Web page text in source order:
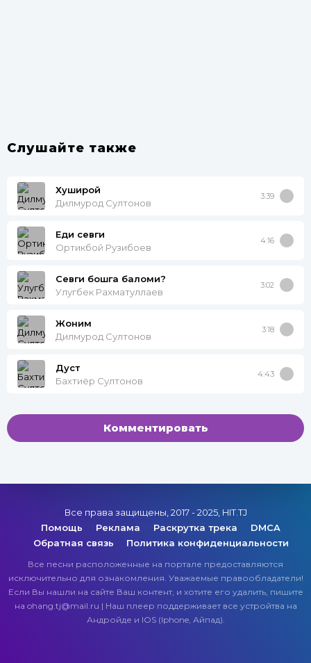
Слушайте также
Хуширой
Дилмурод Султонов
3:39
Еди севги
Ортикбой Рузибоев
4:16
Севги бошга баломи?
Улугбек Рахматуллаев
3:02
Жоним
Дилмурод Султонов
3:18
Дуст
Бахтиёр Султонов
4:43
Комментировать
Все права защищены, 2017 - 2025, HIT.TJ
Помощь
Реклама Раскрутка трека
DMCA
Обратная связь
Политика конфиденциальности
Все песни расположенные на портале предоставляются
исключительно для ознакомления. Уважаемые правообладатели!
Если Вы нашли на сайте Ваш контент, и хотите его удалить, пишите
на ohang.tj@mail.ru | Наш плеер поддерживает все устройтва на
Андройде и IOS (Iphone, Айпад).